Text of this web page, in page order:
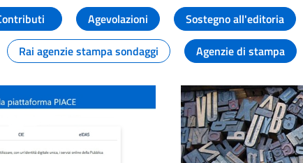
pagina Notizie
Agevolazioni Sostegno all'editoria
Rai agenzie stampa sondaggi Agenzie di stampa